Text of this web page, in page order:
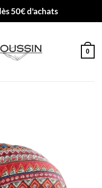
50€ d'achats
0